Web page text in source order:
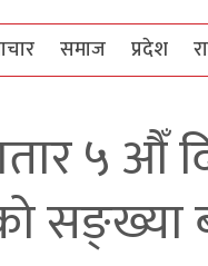
समाज प्रदेश
५ औँ
सङ्ख्या